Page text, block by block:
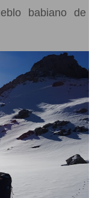
babiano de